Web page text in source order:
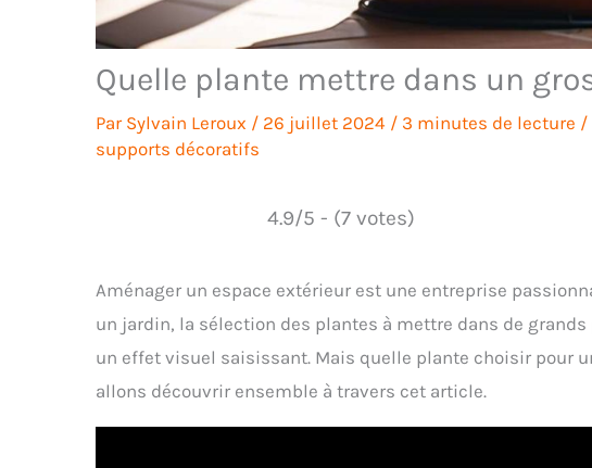
Quelle plante mettre dans un
Par Sylvain Leroux / 26 juillet 2024 / 3 minutes de lecture /
supports décoratifs
4.9/5 - (7 votes)
Aménager un espace extérieur est une entreprise
un jardin, la sélection des plantes à mettre dans de
un effet visuel saisissant. Mais quelle plante choisir pour
allons découvrir ensemble à travers cet article.